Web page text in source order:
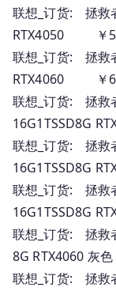
联想_订货: 拯救
RTX4050 ￥
联想_订货: 拯救
RTX4060 ￥
联想_订货: 拯救
16G1TSSD8G
联想_订货: 拯救
16G1TSSD8G
联想_订货: 拯救
16G1TSSD8G
联想_订货: 拯救
8G RTX4060 灰
联想_订货: 拯救